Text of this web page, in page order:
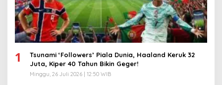
1
Tsunami ‘Followers’ Piala Dunia, Haaland Keruk 32
Juta, Kiper 40 Tahun Bikin Geger!
Minggu, 26 Juli 2026 | 12:50 WIB